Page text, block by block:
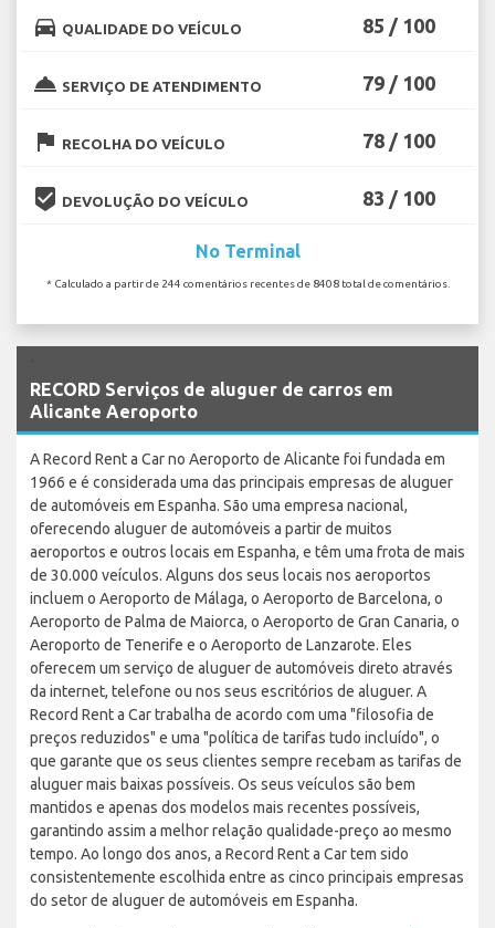
directions_car QUALIDADE DO VEÍCULO 85 / 100
room_service SERVIÇO DE ATENDIMENTO 79 / 100
flag RECOLHA DO VEÍCULO 78 / 100
beenhere DEVOLUÇÃO DO VEÍCULO 83 / 100
No Terminal
* Calculado a partir de 244 comentários recentes de 8408 total de comentários.
RECORD Serviços de aluguer de carros em
Alicante Aeroporto
A Record Rent a Car no Aeroporto de Alicante foi fundada em
1966 e é considerada uma das principais empresas de aluguer
de automóveis em Espanha. São uma empresa nacional,
oferecendo aluguer de automóveis a partir de muitos
aeroportos e outros locais em Espanha, e têm uma frota de mais
de 30.000 veículos. Alguns dos seus locais nos aeroportos
incluem o Aeroporto de Málaga, o Aeroporto de Barcelona, o
Aeroporto de Palma de Maiorca, o Aeroporto de Gran Canaria, o
Aeroporto de Tenerife e o Aeroporto de Lanzarote. Eles
oferecem um serviço de aluguer de automóveis direto através
da internet, telefone ou nos seus escritórios de aluguer. A
Record Rent a Car trabalha de acordo com uma "filosofia de
preços reduzidos" e uma "política de tarifas tudo incluído", o
que garante que os seus clientes sempre recebam as tarifas de
aluguer mais baixas possíveis. Os seus veículos são bem
mantidos e apenas dos modelos mais recentes possíveis,
garantindo assim a melhor relação qualidade-preço ao mesmo
tempo. Ao longo dos anos, a Record Rent a Car tem sido
consistentemente escolhida entre as cinco principais empresas
do setor de aluguer de automóveis em Espanha.